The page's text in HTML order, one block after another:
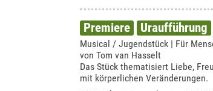
Premiere Uraufführung
Musical / Jugendstück | Für
von Tom van Hasselt
Das Stück thematisiert Liebe,
mit körperlichen Veränderungen.